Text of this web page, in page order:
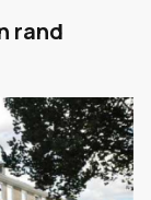
rand